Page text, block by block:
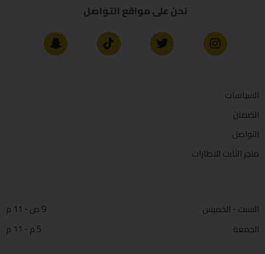
نحن على مواقع التواصل
السياسات
الضمان
التواصل
متجر الثابت للاطارات
السبت - الخميس
9 ص - 11 م
الجمعة
5 م - 11 م